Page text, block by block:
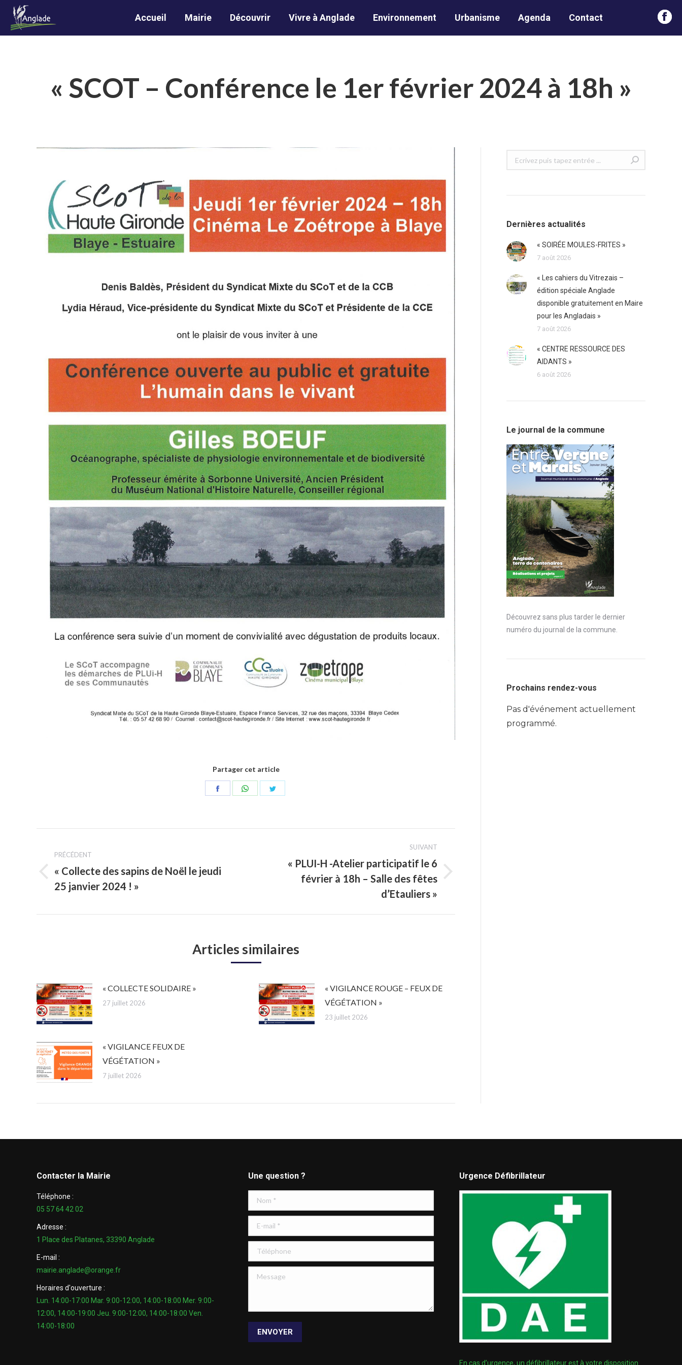
Accueil Mairie Découvrir Vivre à Anglade Environnement Urbanisme Agenda Contact
page
« SCOT – Conférence le 1er février 2024 à 18h »
Partager cet article
PartagerPartagerPartager
article
PRÉCÉDENT
Article
précédent
« Collecte des sapins de Noël le jeudi
25 janvier 2024 ! »
SUIVANT
« PLUI-H -Atelier participatif le 6
février à 18h – Salle des fêtes
d’Etauliers »
Articles similaires
« COLLECTE SOLIDAIRE »
27 juillet 2026
« VIGILANCE ROUGE – FEUX DE
VÉGÉTATION »
23 juillet 2026
« VIGILANCE FEUX DE
VÉGÉTATION »
7 juillet 2026
Dernières actualités
« SOIRÉE MOULES-FRITES »
7 août 2026
« Les cahiers du Vitrezais –
édition spéciale Anglade
disponible gratuitement en Maire
pour les Angladais »
7 août 2026
« CENTRE RESSOURCE DES
AIDANTS »
6 août 2026
Le journal de la commune
Découvrez sans plus tarder le dernier
numéro du journal de la commune.
Prochains rendez-vous
Pas d'événement actuellement
programmé.
Contacter la Mairie
Téléphone :
05 57 64 42 02
Adresse :
1 Place des Platanes, 33390 Anglade
E-mail :
mairie.anglade@orange.fr
Horaires d'ouverture :
Lun. 14:00-17:00 Mar. 9:00-12:00, 14:00-18:00 Mer. 9:00-
12:00, 14:00-19:00 Jeu. 9:00-12:00, 14:00-18:00 Ven.
14:00-18:00
Une question ?
Nom *
E-mail *
Téléphone
Message
ENVOYER
Urgence Défibrillateur
En cas d’urgence, un défibrillateur est à votre disposition